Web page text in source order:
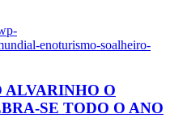
enoturismo-soalheiro-
ALVARINHO O
SE TODO O ANO